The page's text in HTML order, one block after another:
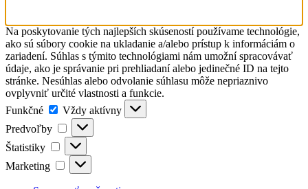
Na poskytovanie tých najlepších skúseností používame technológie,
ako sú súbory cookie na ukladanie a/alebo prístup k informáciám o
zariadení. Súhlas s týmito technológiami nám umožní spracovávať
údaje, ako je správanie pri prehliadaní alebo jedinečné ID na tejto
stránke. Nesúhlas alebo odvolanie súhlasu môže nepriaznivo
ovplyvniť určité vlastnosti a funkcie.
Funkčné
Funkčné
Vždy aktívny
Predvoľby
Predvoľby
Štatistiky Štatistiky
Marketing Marketing